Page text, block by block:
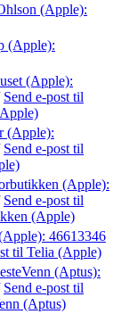
(Apple):
(Apple):
(Apple):
Send e-post til
(Apple):
Send e-post til
(Apple):
Send e-post til
(Apple)
46613346
til Telia (Apple)
(Aptus):
Send e-post til
(Aptus)